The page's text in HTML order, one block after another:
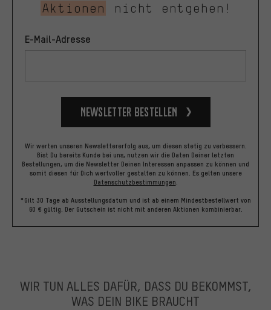
Aktionen
nicht entgehen!
E-Mail-Adresse
Newsletter bestellen
Wir werten unseren Newslettererfolg aus, um diesen stetig zu verbessern.
Bist Du bereits Kunde bei uns, nutzen wir die Daten Deiner letzten
Bestellungen, um die Newsletter Deinen Interessen anpassen zu können und
somit diesen für Dich wertvoller gestalten zu können. Es gelten unsere
Datenschutzbestimmungen.
*Gilt 30 Tage ab Ausstellungsdatum und ist ab einem Mindestbestellwert von
60 € gültig. Der Gutschein ist nicht mit anderen Aktionen kombinierbar.
WIR TUN ALLES DAFÜR, DASS DU BEKOMMST,
WAS DEIN BIKE BRAUCHT